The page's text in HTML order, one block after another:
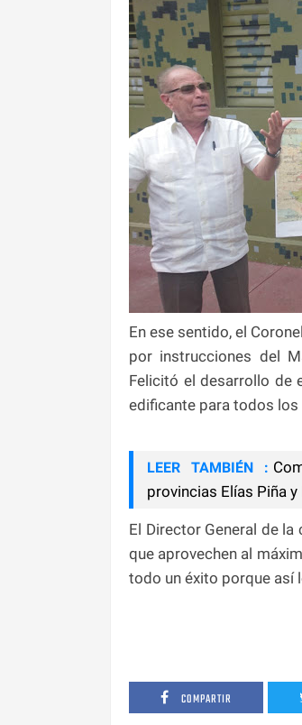
En ese sentido, el Coronel
por instrucciones del
Felicitó el desarrollo de
edificante para todos
LEER TAMBIÉN :
provincias Elías Piña y
El Director General de
que aprovechen al
todo un éxito porque así
COMPARTIR